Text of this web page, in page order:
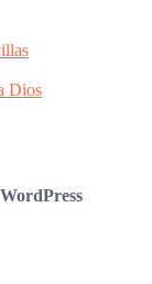
Dios
WordPress